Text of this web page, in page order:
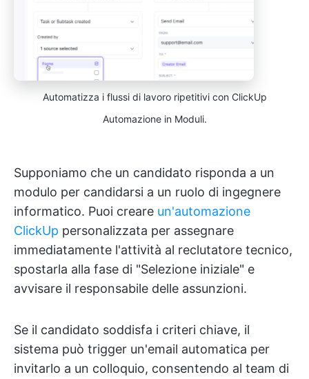
Automatizza i flussi di lavoro ripetitivi con ClickUp
Automazione in Moduli.
Supponiamo che un candidato risponda a un
modulo per candidarsi a un ruolo di ingegnere
informatico. Puoi creare un'automazione
ClickUp personalizzata per assegnare
immediatamente l'attività al reclutatore tecnico,
spostarla alla fase di "Selezione iniziale" e
avvisare il responsabile delle assunzioni.
Se il candidato soddisfa i criteri chiave, il
sistema può trigger un'email automatica per
invitarlo a un colloquio, consentendo al team di